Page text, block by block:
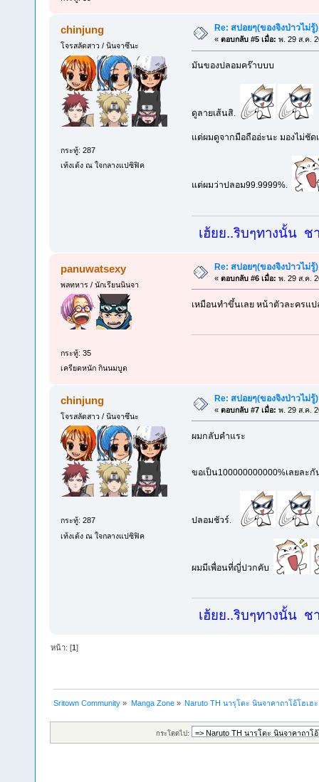
chinjung
โจรสลัดสาว / นินจาซึนะ
กระทู้: 287
เท้งเต้ง ณ ใจกลางแปซิฟิค
Re: สปอยๆ(ของจิงป่าวไม่รู้)
« ตอบกลับ #5 เมื่อ: พ. 29 ส.ค.
มันของปลอมคร๊าบบบ
ดูลายเส้นสิ.
แต่ผมดูจากมือถืออ่ะนะ มองไม่ชัด
แต่ผมว่าปลอม99.9999%.
เฮ้ยย..ริบๆทางนั้น ช
panuwatsexy
พลทหาร / นักเรียนนินจา
กระทู้: 35
เครียดหนัก กินนมบูด
Re: สปอยๆ(ของจิงป่าวไม่รู้)
« ตอบกลับ #6 เมื่อ: พ. 29 ส.ค.
เหมือนทำขึ้นเลย หน้าตัวละครแป
chinjung
โจรสลัดสาว / นินจาซึนะ
กระทู้: 287
เท้งเต้ง ณ ใจกลางแปซิฟิค
Re: สปอยๆ(ของจิงป่าวไม่รู้)
« ตอบกลับ #7 เมื่อ: พ. 29 ส.ค.
ผมกลับคําแระ
ขอเป็น100000000000%เลยละกั
ปลอมชัวร์.
ผมมีเพื่อนที่ญี่ปวกคับ
เฮ้ยย..ริบๆทางนั้น ช
หน้า: [1]
Sritown Community » Manga Zone» Naruto TH นารุโตะ นินจาคาถาโอ้โฮเฮ
กระโดดไป: